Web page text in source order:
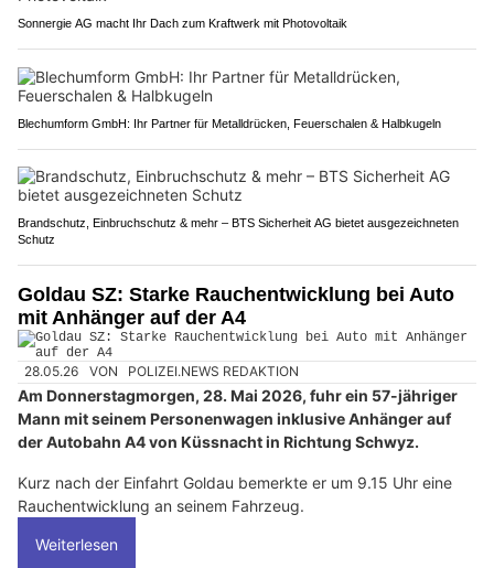
Sonnergie AG macht Ihr Dach zum Kraftwerk mit Photovoltaik
Blechumform GmbH: Ihr Partner für Metalldrücken, Feuerschalen & Halbkugeln
Brandschutz, Einbruchschutz & mehr – BTS Sicherheit AG bietet ausgezeichneten
Schutz
Goldau SZ: Starke Rauchentwicklung bei Auto
mit Anhänger auf der A4
28.05.26 VON POLIZEI.NEWS REDAKTION
Am Donnerstagmorgen, 28. Mai 2026, fuhr ein 57-jähriger
Mann mit seinem Personenwagen inklusive Anhänger auf
der Autobahn A4 von Küssnacht in Richtung Schwyz.
Kurz nach der Einfahrt Goldau bemerkte er um 9.15 Uhr eine
Rauchentwicklung an seinem Fahrzeug.
Weiterlesen